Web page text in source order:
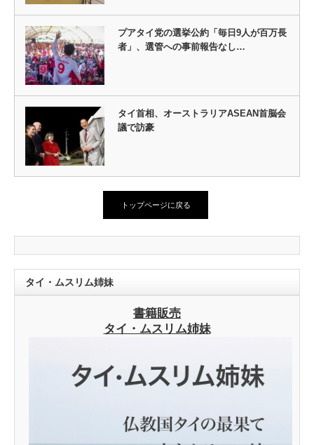
プアタイ党の選挙公約「毎日9人が百万長
者」、選管への事前報告なし…
タイ首相、オーストラリアASEAN首脳会
議で訪豪
トップページに戻る
タイ・ムスリム姉妹
書籍販売
タイ・ムスリム姉妹